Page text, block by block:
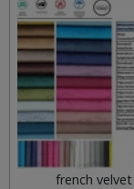
french